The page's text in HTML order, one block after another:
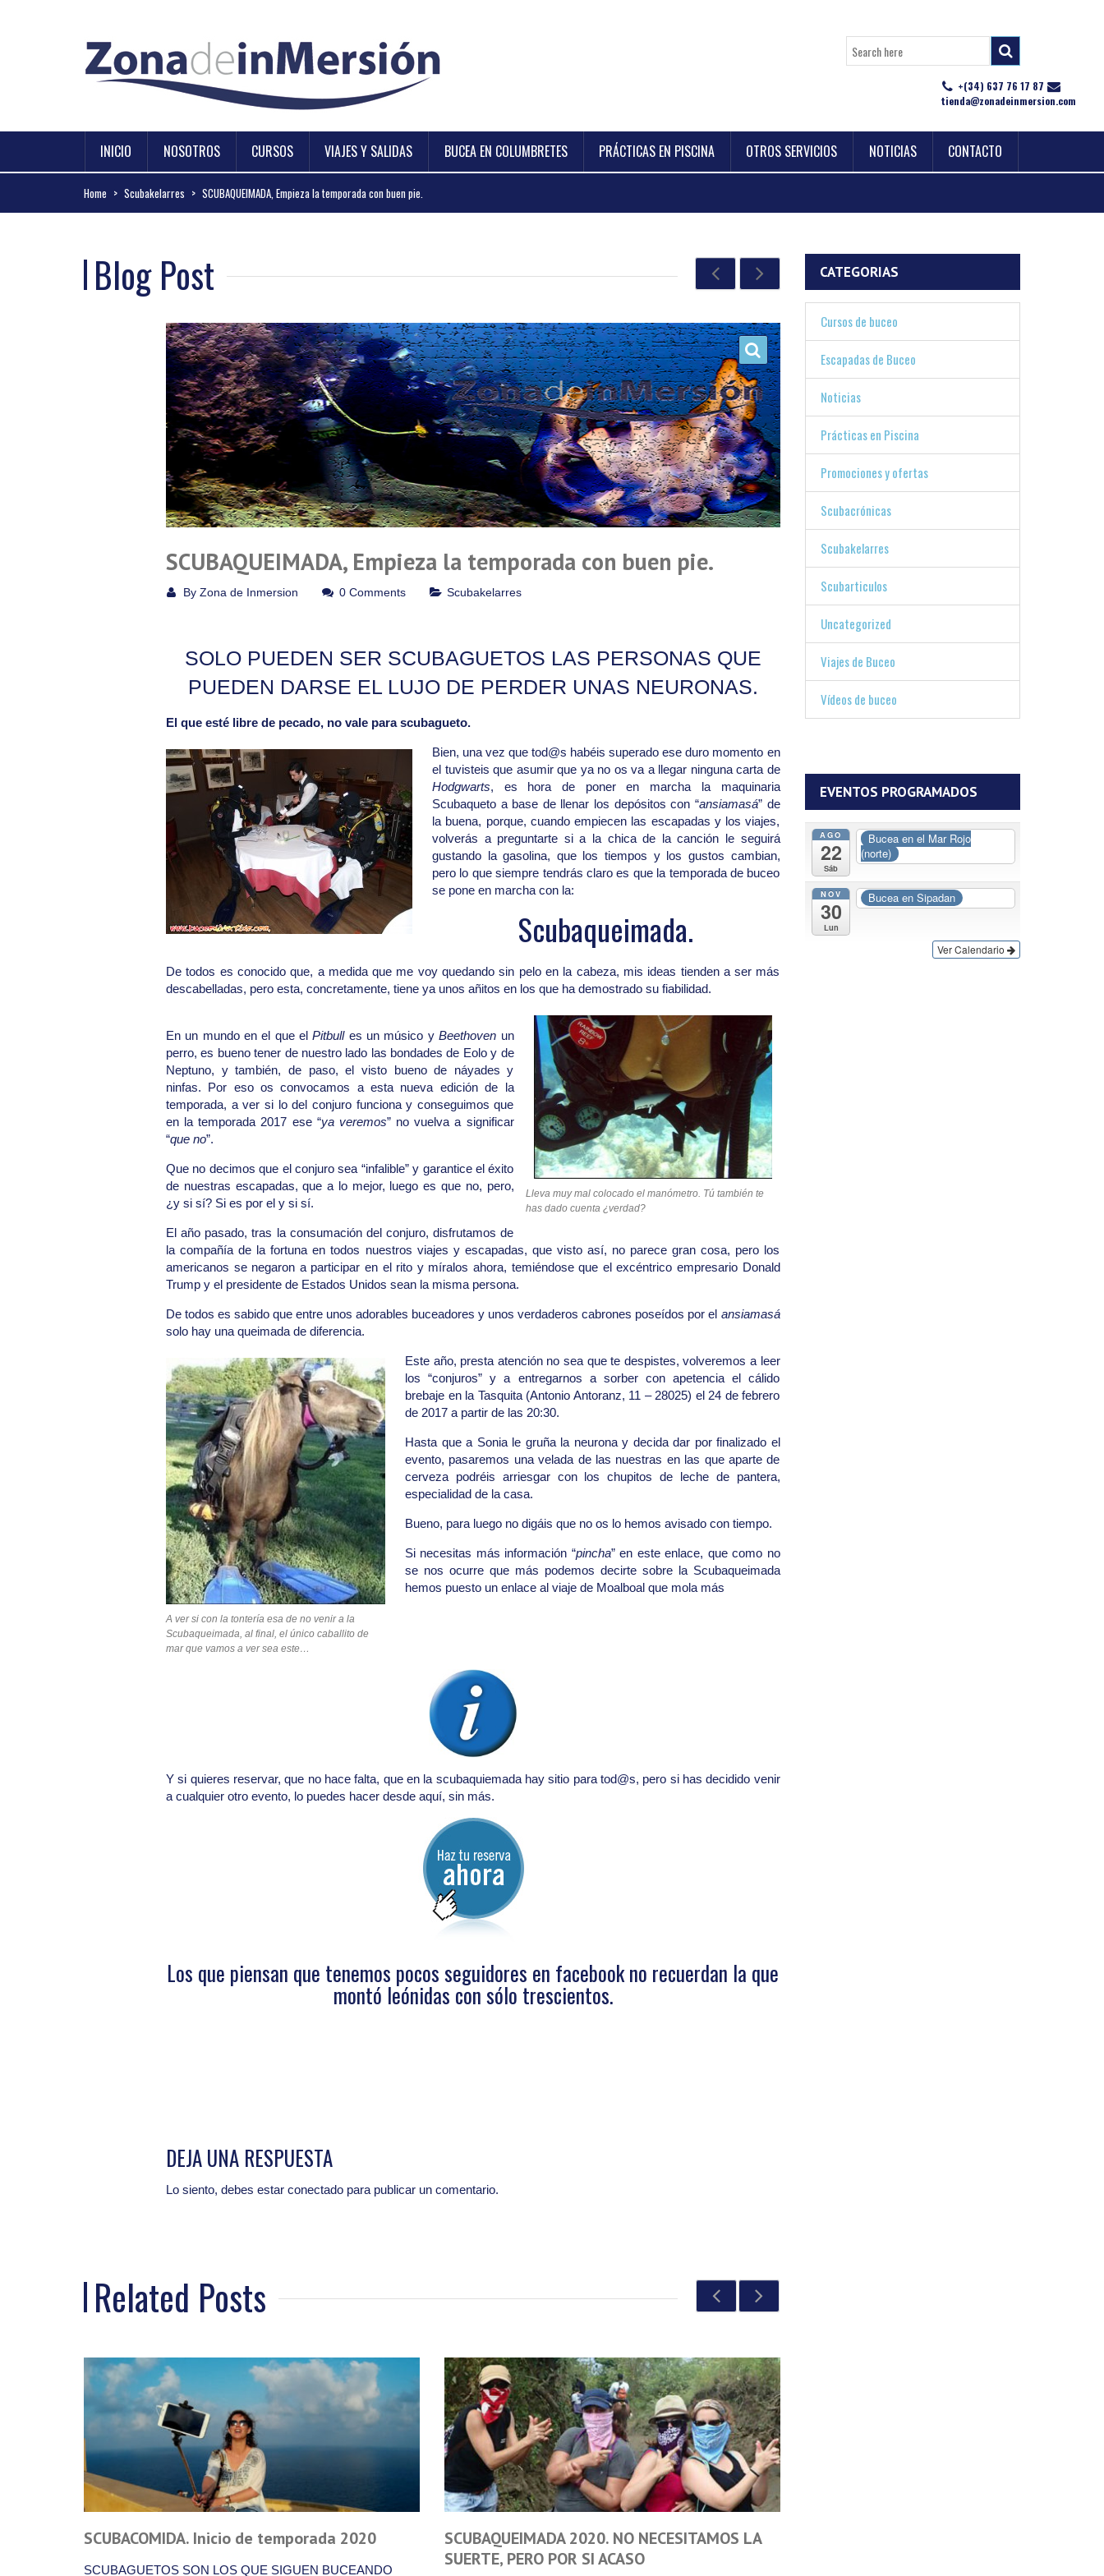
+(34) 637 76 17 87
tienda@zonadeinmersion.com
INICIO NOSOTROS CURSOS VIAJES Y SALIDAS BUCEA EN COLUMBRETES PRÁCTICAS EN PISCINA OTROS SERVICIOS NOTICIAS CONTACTO
Home > Scubakelarres > SCUBAQUEIMADA, Empieza la temporada con buen pie.
Blog Post
SCUBAQUEIMADA, Empieza la temporada con buen pie.
By Zona de Inmersion 0 Comments Scubakelarres
SOLO PUEDEN SER SCUBAGUETOS LAS PERSONAS QUE
PUEDEN DARSE EL LUJO DE PERDER UNAS NEURONAS.
El que esté libre de pecado, no vale para scubagueto.
Bien, unavez que tod@s habéis superado ese duro momento en
el tuvisteis que asumir que ya no os va a llegar ninguna carta de
Hodgwarts, es hora de poner en marcha la maquinaria
Scubaqueto a base de llenar los depósitos con “ansiamasá” de
la buena, porque, cuando empiecen las escapadas y los viajes,
volverás a preguntarte si a la chica de la canción le seguirá
gustando la gasolina, que los tiempos y los gustos cambian,
pero lo que siempre tendrás claro es que la temporada de buceo
se pone en marcha con la:
Scubaqueimada.
De todos es conocido que, a medida que me voy quedando sin pelo en la cabeza, mis ideas tienden a ser más
descabelladas, pero esta, concretamente, tiene ya unos añitos en los que ha demostrado su fiabilidad.
Lleva muy mal colocado el manómetro. Tú también te
has dado cuenta ¿verdad?
En un mundo en el que elPitbulles un músico yBeethoven un
perro, es bueno tener de nuestro lado las bondades de Eolo y de
Neptuno, y también, de paso, el visto bueno de náyades y
ninfas. Por eso os convocamos a esta nueva edición de la
temporada, a ver si lo del conjuro funciona y conseguimos que
en la temporada 2017 ese “ya veremos” no vuelva a significar
“que no”.
Que no decimos que el conjuro sea “infalible” y garantice el éxito
de nuestras escapadas, que a lo mejor, luego es que no, pero,
¿y si sí? Si es por el y si sí.
El año pasado, tras la consumación del conjuro, disfrutamos de
la compañía de la fortuna en todos nuestros viajes y escapadas, que visto así, no parece gran cosa, pero los
americanos se negaron a participar en el rito y míralos ahora, temiéndose que el excéntrico empresario Donald
Trump y el presidente de Estados Unidos sean la misma persona.
De todos es sabido que entre unos adorables buceadores y unos verdaderos cabrones poseídos por el ansiamasá
solo hay una queimada de diferencia.
A ver si con la tontería esa de no venir a la
Scubaqueimada, al final, el único caballito de
mar que vamos a ver sea este…
Este año, presta atención no sea que te despistes, volveremos a leer
los “conjuros” y a entregarnos a sorber con apetencia el cálido
brebaje en la Tasquita (Antonio Antoranz, 11 – 28025) el 24 de febrero
de 2017 a partir de las 20:30.
Hasta que a Sonia le gruña la neurona y decida dar por finalizado el
evento, pasaremos una velada de las nuestras en las que aparte de
cerveza podréis arriesgar con los chupitos de leche de pantera,
especialidad de la casa.
Bueno, para luego no digáis que no os lo hemos avisado con tiempo.
Si necesitas más información “pincha” en este enlace, que como no
se nos ocurre que más podemos decirte sobre la Scubaqueimada
hemos puesto un enlace al viaje de Moalboal que mola más
Y si quieres reservar, que no hace falta, que en la scubaquiemada hay sitio para tod@s, pero si has decidido venir
a cualquier otro evento, lo puedes hacer desde aquí, sin más.
Los que piensan que tenemos pocos seguidores en facebook no recuerdan la que
montó leónidas con sólo trescientos.
DEJA UNA RESPUESTA
Lo siento, debes estar conectado para publicar un comentario.
Related Posts
SCUBAQUEIMADA 2020. NO NECESITAMOS LA
LAS COSAS QUE VIENEN SON MEJORES QUE LAS
QUE HEMOS DEJADO ATRÁS
CATEGORIAS
Cursos de buceo
Escapadas de Buceo
Noticias
Prácticas en Piscina
Promociones y ofertas
Scubacrónicas
Scubakelarres
Scubarticulos
Uncategorized
Viajes de Buceo
Vídeos de buceo
EVENTOS PROGRAMADOS
AGO
22
Sáb
Bucea en el Mar Rojo
(norte)
NOV
30
Lun
Bucea en Sipadan
Ver Calendario